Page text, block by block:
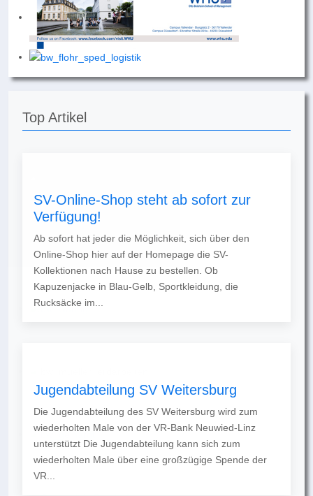
Top Artikel
SV-Online-Shop steht ab sofort zur
Verfügung!
Ab sofort hat jeder die Möglichkeit, sich über den
Online-Shop hier auf der Homepage die SV-
Kollektionen nach Hause zu bestellen. Ob
Kapuzenjacke in Blau-Gelb, Sportkleidung, die
Rucksäcke im...
Jugendabteilung SV Weitersburg
Die Jugendabteilung des SV Weitersburg wird zum
wiederholten Male von der VR-Bank Neuwied-Linz
unterstützt Die Jugendabteilung kann sich zum
wiederholten Male über eine großzügige Spende der
VR...